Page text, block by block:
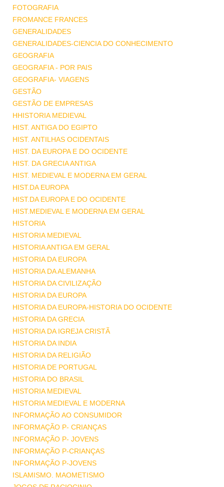
FOTOGRAFIA
FROMANCE FRANCES
GENERALIDADES
GENERALIDADES-CIENCIA DO CONHECIMENTO
GEOGRAFIA
GEOGRAFIA - POR PAIS
GEOGRAFIA- VIAGENS
GESTÃO
GESTÃO DE EMPRESAS
HHISTORIA MEDIEVAL
HIST. ANTIGA DO EGIPTO
HIST. ANTILHAS OCIDENTAIS
HIST. DA EUROPA E DO OCIDENTE
HIST. DA GRECIA ANTIGA
HIST. MEDIEVAL E MODERNA EM GERAL
HIST.DA EUROPA
HIST.DA EUROPA E DO OCIDENTE
HIST.MEDIEVAL E MODERNA EM GERAL
HISTORIA
HISTORIA MEDIEVAL
HISTORIA ANTIGA EM GERAL
HISTORIA DA EUROPA
HISTORIA DA ALEMANHA
HISTORIA DA CIVILIZAÇÃO
HISTORIA DA EUROPA
HISTORIA DA EUROPA-HISTORIA DO OCIDENTE
HISTORIA DA GRECIA
HISTORIA DA IGREJA CRISTÃ
HISTORIA DA INDIA
HISTORIA DA RELIGIÃO
HISTORIA DE PORTUGAL
HISTORIA DO BRASIL
HISTORIA MEDIEVAL
HISTORIA MEDIEVAL E MODERNA
INFORMAÇÃO AO CONSUMIDOR
INFORMAÇÃO P- CRIANÇAS
INFORMAÇÃO P- JOVENS
INFORMAÇÃO P-CRIANÇAS
INFORMAÇÃO P-JOVENS
ISLAMISMO. MAOMETISMO